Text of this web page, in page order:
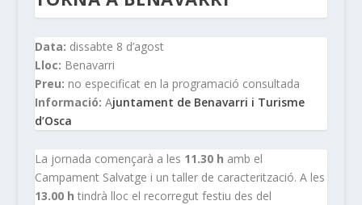
Data: dissabte 8 d’agost
Lloc: Benavarri
Preu: no especificat en la programació consultada
Informació: Ajuntament de Benavarri i Turisme
d’Osca
La jornada començarà a les 11.30 h amb el
Campament Salvatge i un taller de caracterització. A les
13.00 h tindrà lloc el recorregut festiu des del